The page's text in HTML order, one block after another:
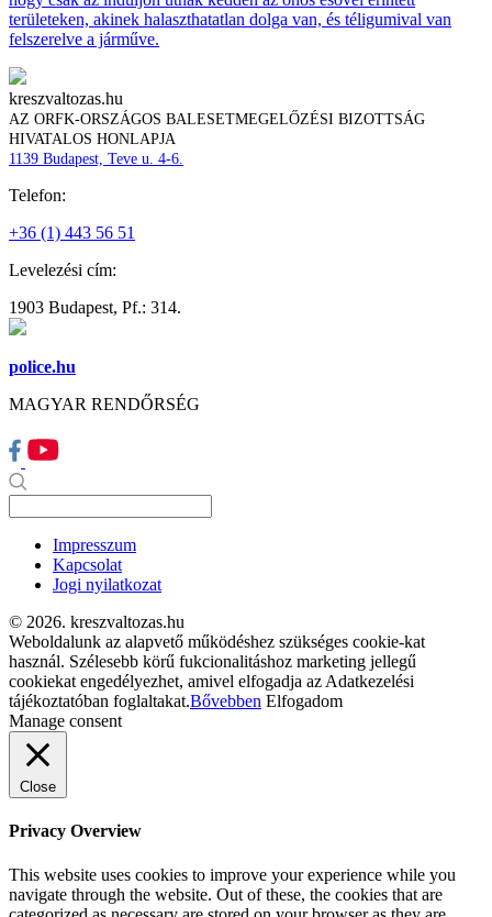
területeken, akinek halaszthatatlan dolga van, és téligumival van
felszerelve a járműve.
kreszvaltozas.hu
AZ ORFK-ORSZÁGOS BALESETMEGELŐZÉSI BIZOTTSÁG
HIVATALOS HONLAPJA
1139 Budapest, Teve u. 4-6.
Telefon:
+36 (1) 443 56 51
Levelezési cím:
1903 Budapest, Pf.: 314.
police.hu
MAGYAR RENDŐRSÉG
Impresszum
Kapcsolat
Jogi nyilatkozat
© 2026. kreszvaltozas.hu
Weboldalunk az alapvető működéshez szükséges cookie-kat
használ. Szélesebb körű fukcionalitáshoz marketing jellegű
cookiekat engedélyezhet, amivel elfogadja az Adatkezelési
tájékoztatóban foglaltakat.Bővebben Elfogadom
Manage consent
Close
Privacy Overview
This website uses cookies to improve your experience while you
navigate through the website. Out of these, the cookies that are